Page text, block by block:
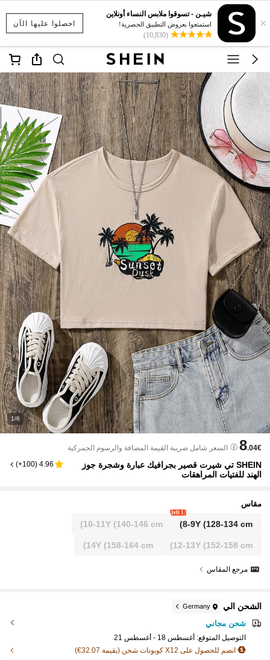
احصلوا عليها الآن ×
شيـن - تسوقوا ملابس النساء أونلاين
استمتعوا بعروض التطبيق الحصرية!
(10,830)
1/6
8.04€ السعر شامل ضريبة القيمة المضافة والرسوم الجمركية
SHEIN تي شيرت قصير بجرافيك عبارة وشجرة جوز
الهند للفتيات المراهقات
4.96
(
100+
)
مقاس
8-9Y (128-134 cm)
1 left
10-11Y(140-146 cm)
12-13Y (152-158 cm)
14Y(158-164 cm)
مرجع المقاس
الشحن الي Germany
شحن مجاني
التوصيل المتوقع: أغسطس 18 - أغسطس 21
انضم للحصول على X12 كوبونات شحن (بقيمة 32.07€)